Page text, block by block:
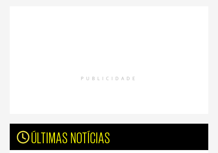
PUBLICIDADE
ÚLTIMAS NOTÍCIAS